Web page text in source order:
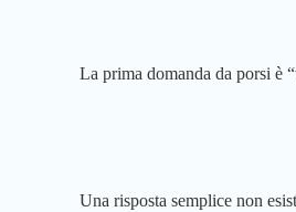
La prima domanda da porsi è
Una risposta semplice non